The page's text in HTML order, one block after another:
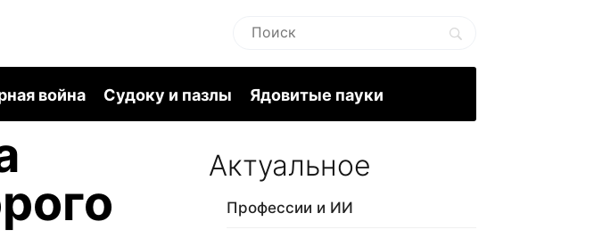
война Судоку и пазлы Ядовитые пауки
Актуальное
Профессии и ИИ